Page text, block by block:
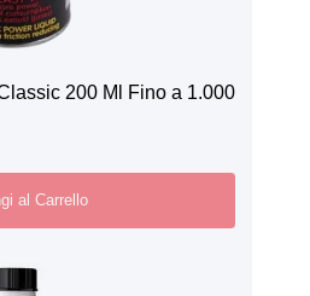
200 Ml Fino a 1.000
al Carrello